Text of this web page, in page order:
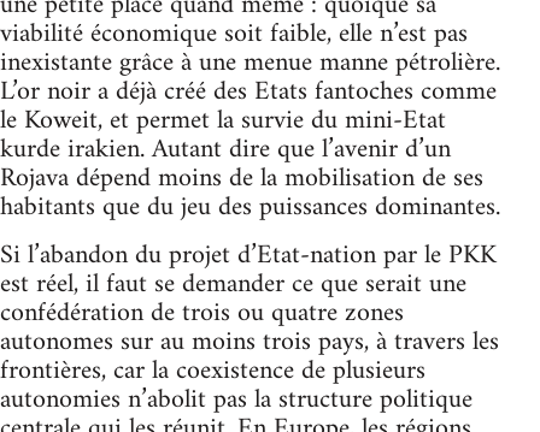
viabilité économique soit faible, elle n’est pas
inexistante grâce à une menue manne pétrolière.
L’or noir a déjà créé des Etats fantoches comme
le Koweit, et permet la survie du mini-Etat
kurde irakien. Autant dire que l’avenir d’un
Rojava dépend moins de la mobilisation de ses
habitants que du jeu des puissances dominantes.
Si l’abandon du projet d’Etat-nation par le PKK
est réel, il faut se demander ce que serait une
confédération de trois ou quatre zones
autonomes sur au moins trois pays, à travers les
frontières, car la coexistence de plusieurs
autonomies n’abolit pas la structure politique